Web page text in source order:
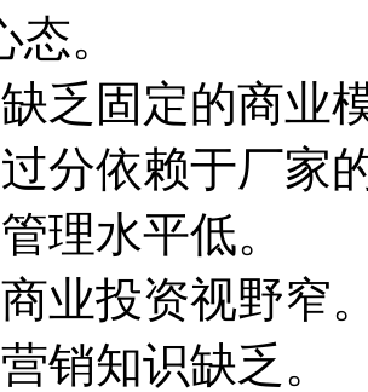
。
固定的商业
依赖于厂家
水平低。
投资视野窄
知识缺乏。